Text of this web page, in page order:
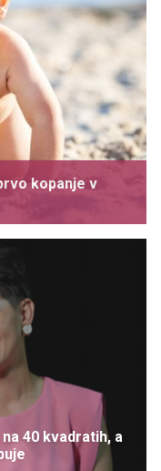
kopanje v
40 kvadratih, a